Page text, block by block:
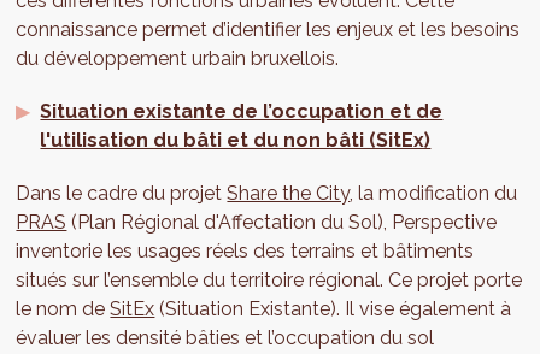
connaissance permet d’identifier les enjeux et les besoins
du développement urbain bruxellois.
Situation existante de l’occupation et de
l'utilisation du bâti et du non bâti (SitEx)
Dans le cadre du projetShare the City, la modification du
PRAS (Plan Régional d'Affectation du Sol), Perspective
inventorie les usages réels des terrains et bâtiments
situés sur l’ensemble du territoire régional. Ce projet porte
le nom deSitEx (Situation Existante). Il vise également à
évaluer les densité bâties et l’occupation du sol